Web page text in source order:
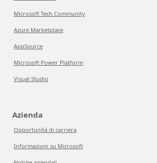
Microsoft Tech Community
Azure Marketplace
AppSource
Microsoft Power Platform
Visual Studio
Azienda
Opportunità di carriera
Informazioni su Microsoft